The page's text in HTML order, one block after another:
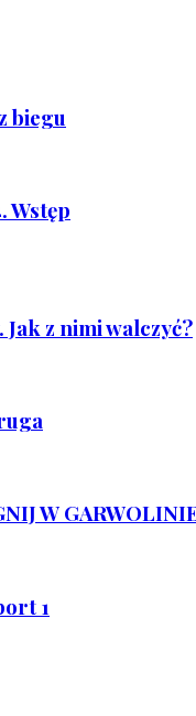
biegu
Wstęp
z nimi walczyć?
W
1